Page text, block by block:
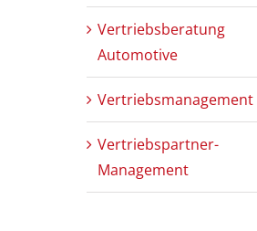
Vertriebsberatung
Automotive
Vertriebsmanagement
Vertriebspartner-
Management